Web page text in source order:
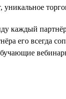
каждый
его всегда